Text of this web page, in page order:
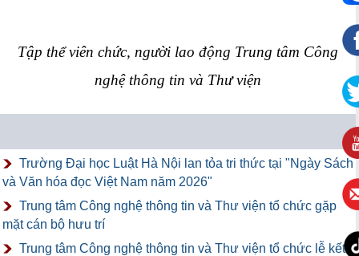
Tập thể viên chức, người lao động Trung tâm Công
nghệ thông tin và Thư viện
Trường Đại học Luật Hà Nội lan tỏa tri thức tại "Ngày Sách
và Văn hóa đọc Việt Nam năm 2026"
Trung tâm Công nghệ thông tin và Thư viện tổ chức gặp
mặt cán bộ hưu trí
Trung tâm Công nghệ thông tin và Thư viện tổ chức lễ kết